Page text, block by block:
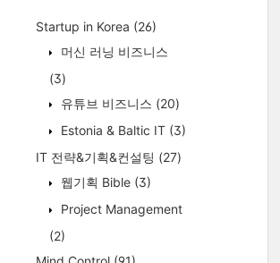
Startup in Korea (26)
머신 러닝 비즈니스
(3)
유튜브 비즈니스 (20)
Estonia & Baltic IT (3)
IT 전략&기획&컨설팅 (27)
웹기획 Bible (3)
Project Management
(2)